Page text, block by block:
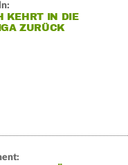
KEHRT IN DIE
ZURÜCK